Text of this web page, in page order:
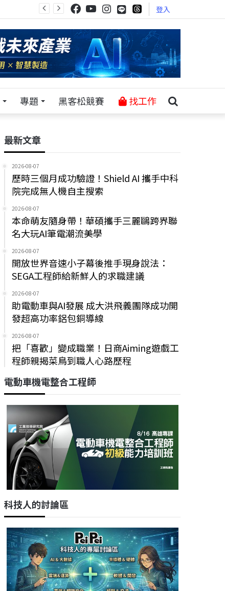
登入
專題 黑客松競賽 找工作
最新文章
2026-08-07
歷時三個月成功驗證！Shield AI 攜手中科
院完成無人機自主搜索
2026-08-07
本命萌友隨身帶！華碩攜手三麗鷗跨界聯
名大玩AI筆電潮流美學
2026-08-07
開放世界音速小子幕後推手現身說法：
SEGA工程師給新鮮人的求職建議
2026-08-07
助電動車與AI發展 成大洪飛義團隊成功開
發超高功率鋁包銅導線
2026-08-07
把「喜歡」變成職業！日商Aiming遊戲工
程師親揭菜鳥到職人心路歷程
電動車機電整合工程師
科技人的討論區